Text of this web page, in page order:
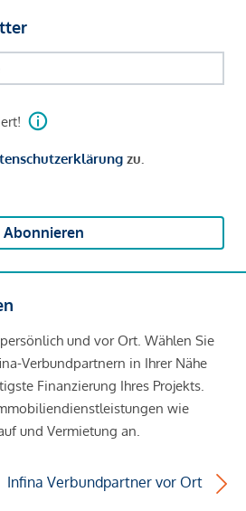
zu.
Abonnieren
und vor Ort. Wählen Sie
Verbundpartnern in Ihrer Nähe
Finanzierung Ihres Projekts.
wie
und Vermietung an.
Infina Verbundpartner vor Ort